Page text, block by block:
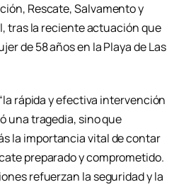
Rescate, Salvamento y
tras la reciente actuación que
de 58 años en la Playa de Las
rápida y efectiva intervención
una tragedia, sino que
la importancia vital de contar
preparado y comprometido.
refuerzan la seguridad y la